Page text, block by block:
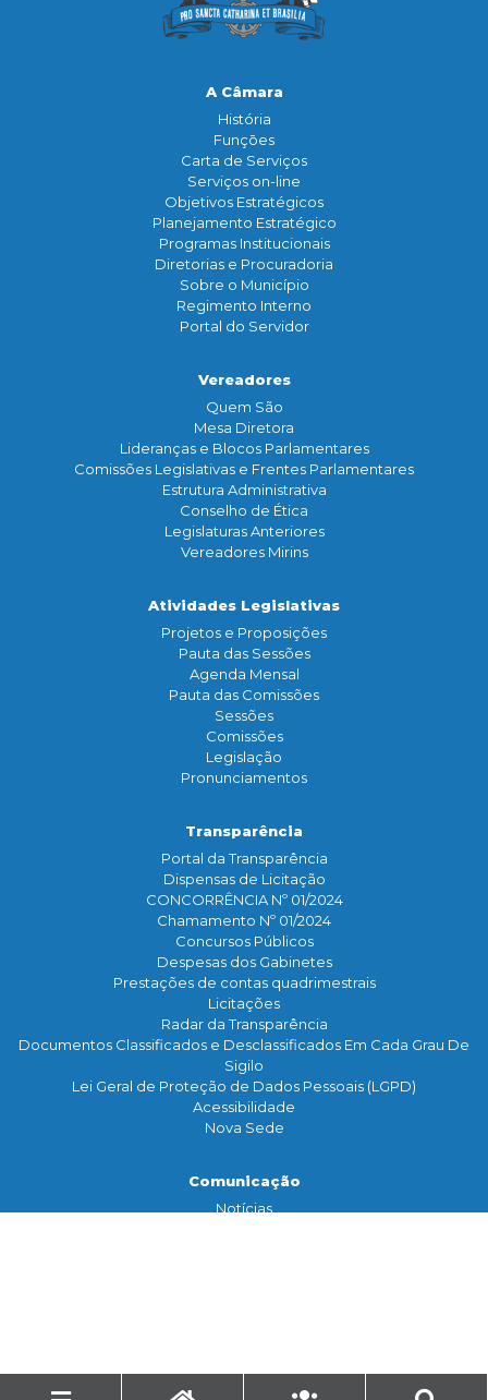
A Câmara
História
Funçōes
Carta de Serviços
Serviços on-line
Objetivos Estratégicos
Planejamento Estratégico
Programas Institucionais
Diretorias e Procuradoria
Sobre o Município
Regimento Interno
Portal do Servidor
Vereadores
Quem São
Mesa Diretora
Lideranças e Blocos Parlamentares
Comissões Legislativas e Frentes Parlamentares
Estrutura Administrativa
Conselho de Ética
Legislaturas Anteriores
Vereadores Mirins
Atividades Legislativas
Projetos e Proposições
Pauta das Sessões
Agenda Mensal
Pauta das Comissões
Sessões
Comissões
Legislação
Pronunciamentos
Transparência
Portal da Transparência
Dispensas de Licitação
CONCORRÊNCIA Nº 01/2024
Chamamento Nº 01/2024
Concursos Públicos
Despesas dos Gabinetes
Prestações de contas quadrimestrais
Licitações
Radar da Transparência
Documentos Classificados e Desclassificados Em Cada Grau De
Sigilo
Lei Geral de Proteção de Dados Pessoais (LGPD)
Acessibilidade
Nova Sede
Comunicação
Notícias
Serviço de Informação